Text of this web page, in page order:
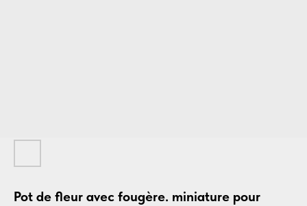
Pot de fleur avec fougère. miniature pour